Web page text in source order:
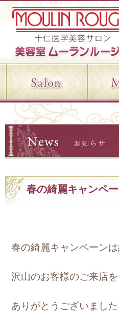
春の綺麗キャンペ
春の綺麗キャンペーン
沢山のお客様のご来店
ありがとうございました